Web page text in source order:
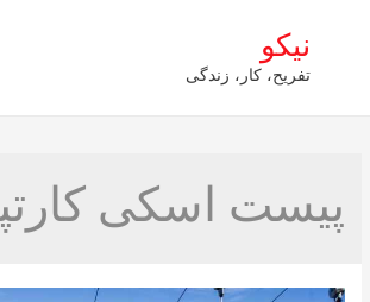
نیکو
تفریح، کار، زندگی
پیست اسکی